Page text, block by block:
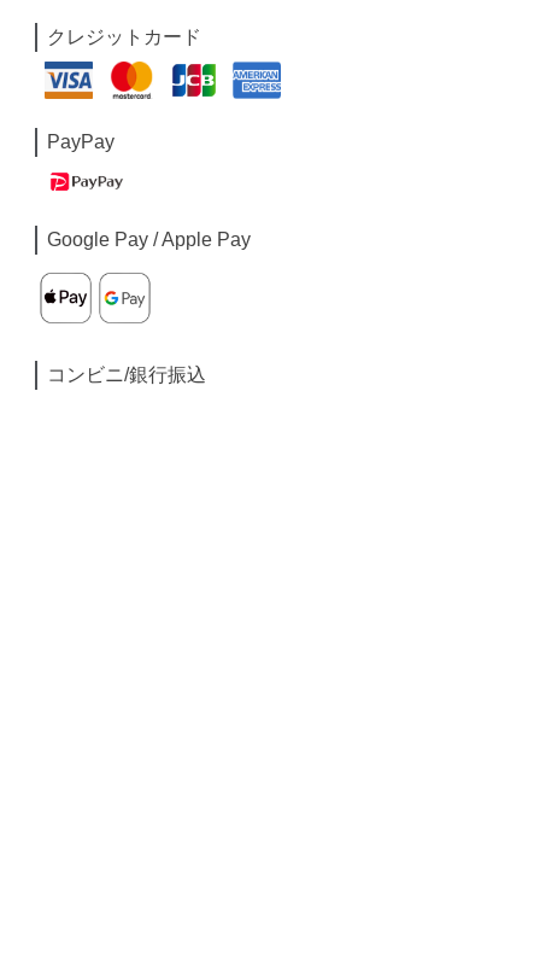
クレジットカード
PayPay
Google Pay / Apple Pay
コンビニ/銀行振込